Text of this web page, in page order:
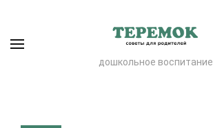
дошкольное воспитание